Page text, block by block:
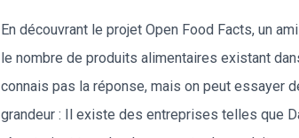
En découvrant le projet Open Food Facts, un
le nombre de produits alimentaires existant
connais pas la réponse, mais on peut essayer
grandeur : Il existe des entreprises telles que